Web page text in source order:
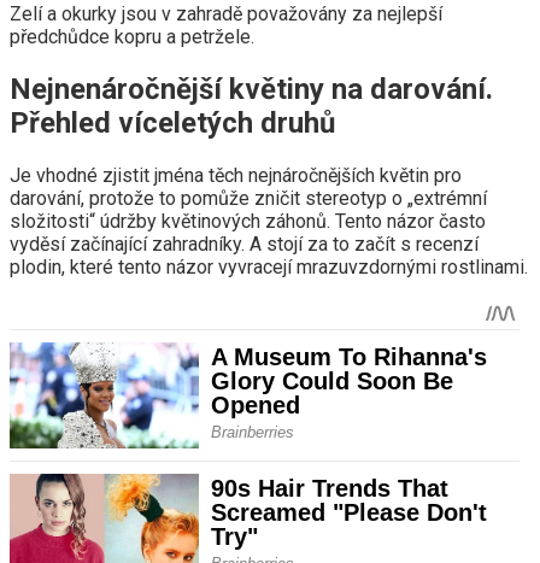
Zelí a okurky jsou v zahradě považovány za nejlepší
předchůdce kopru a petržele.
Nejnenáročnější květiny na darování.
Přehled víceletých druhů
Je vhodné zjistit jména těch nejnáročnějších květin pro
darování, protože to pomůže zničit stereotyp o „extrémní
složitosti“ údržby květinových záhonů. Tento názor často
vyděsí začínající zahradníky. A stojí za to začít s recenzí
plodin, které tento názor vyvracejí mrazuvzdornými rostlinami.